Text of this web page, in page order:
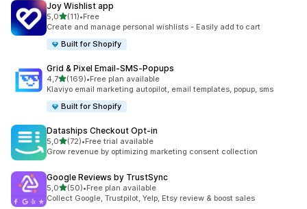
Joy Wishlist app
5,0av 5 stjerner
(11)
Totalt 11 omtaler
•Free
Create and manage personal wishlists - Easily add to cart
Built for Shopify
Grid & Pixel Email‑SMS‑Popups
4,7av 5 stjerner
(169)
Totalt 169 omtaler
•Free plan available
Klaviyo email marketing autopilot, email templates, popup, sms
Built for Shopify
Dataships Checkout Opt‑in
5,0av 5 stjerner
(72)
Totalt 72 omtaler
•Free trial available
Grow revenue by optimizing marketing consent collection
Google Reviews by TrustSync
5,0av 5 stjerner
(50)
Totalt 50 omtaler
•Free plan available
Collect Google, Trustpilot, Yelp, Etsy review & boost sales